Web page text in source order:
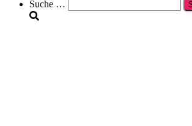
Suche
nach:
Suche …